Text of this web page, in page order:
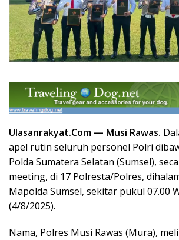
Ulasanrakyat.Com — Musi Rawas.
apel rutin seluruh personel Polri
Polda Sumatera Selatan (Sumsel),
meeting, di 17 Polresta/Polres,
Mapolda Sumsel, sekitar pukul 07.00
(4/8/2025).
Nama, Polres Musi Rawas (Mura),